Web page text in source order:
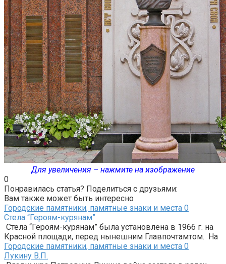
Для увеличения – нажмите на изображение
0
Понравилась статья? Поделиться с друзьями:
Вам также может быть интересно
Городские памятники, памятные знаки и места 0
Стела “Героям-курянам”
Стела “Героям-курянам” была установлена в 1966 г. на
Красной площади, перед нынешним Главпочтамтом. На
Городские памятники, памятные знаки и места 0
Лукину В.П.